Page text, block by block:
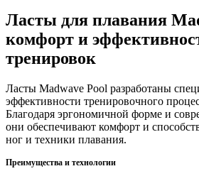
Ласты для плавания
комфорт и
тренировок
Ласты Madwave Pool разработаны
эффективности тренировочного
Благодаря эргономичной форме и
они обеспечивают комфорт и
ног и техники плавания.
Преимущества и технологии